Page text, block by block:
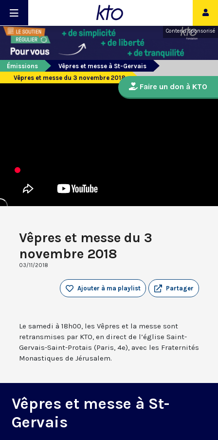
Contenu sponsorisé
Émissions
Vêpres et messe à St-Gervais
Vêpres et messe du 3 novembre 2018
Vêpres et messe du 3
novembre 2018
03/11/2018
Partager
Ajouter à ma playlist
Le samedi à 18h00, les Vêpres et la messe sont
retransmises par KTO, en direct de l’église Saint-
Gervais-Saint-Protais (Paris, 4e), avec les Fraternités
Monastiques de Jérusalem.
Vêpres et messe à St-
Gervais
Faire un don à KTO